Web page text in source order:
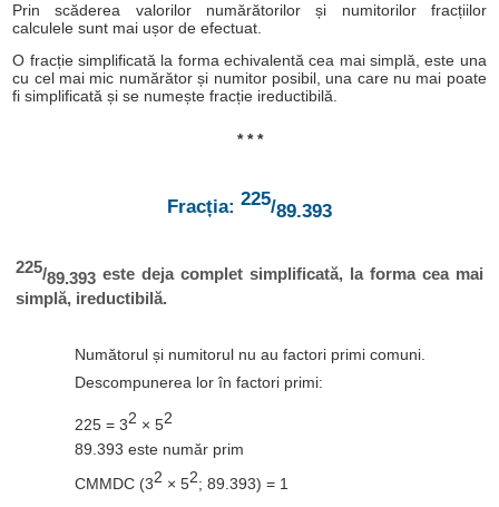
Prin scăderea valorilor numărătorilor și numitorilor fracțiilor
calculele sunt mai ușor de efectuat.
O fracție simplificată la forma echivalentă cea mai simplă, este una
cu cel mai mic numărător și numitor posibil, una care nu mai poate
fi simplificată și se numește fracție ireductibilă.
* * *
Fracția: 225/89.393
225/89.393este deja complet simplificată, la forma cea mai
simplă, ireductibilă.
Numătorul și numitorul nu au factori primi comuni.
Descompunerea lor în factori primi:
225 = 32 × 52
89.393 este număr prim
CMMDC (32 × 52; 89.393) = 1